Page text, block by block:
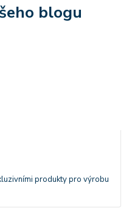
blogu
produkty pro výrobu